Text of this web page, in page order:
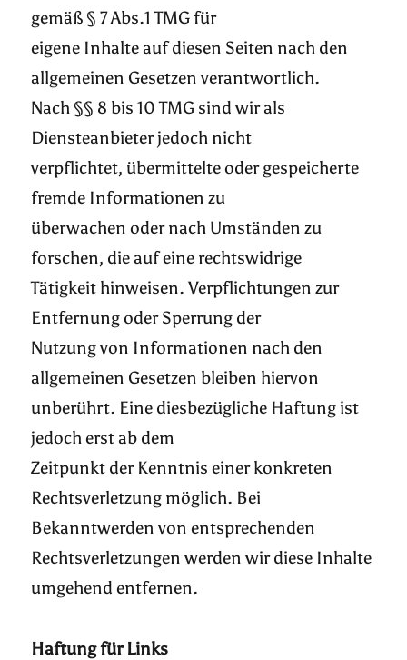
gemäß § 7 Abs.1 TMG für
eigene Inhalte auf diesen Seiten nach den
allgemeinen Gesetzen verantwortlich.
Nach §§ 8 bis 10 TMG sind wir als
Diensteanbieter jedoch nicht
verpflichtet, übermittelte oder gespeicherte
fremde Informationen zu
überwachen oder nach Umständen zu
forschen, die auf eine rechtswidrige
Tätigkeit hinweisen. Verpflichtungen zur
Entfernung oder Sperrung der
Nutzung von Informationen nach den
allgemeinen Gesetzen bleiben hiervon
unberührt. Eine diesbezügliche Haftung ist
jedoch erst ab dem
Zeitpunkt der Kenntnis einer konkreten
Rechtsverletzung möglich. Bei
Bekanntwerden von entsprechenden
Rechtsverletzungen werden wir diese Inhalte
umgehend entfernen.
Haftung für Links